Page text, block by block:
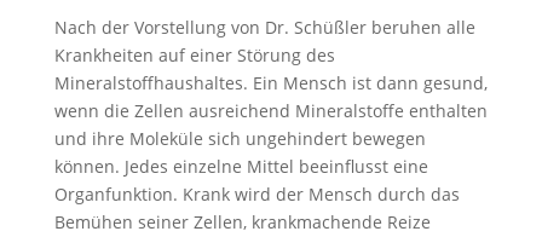
Nach der Vorstellung von Dr. Schüßler beruhen alle
Krankheiten auf einer Störung des
Mineralstoffhaushaltes. Ein Mensch ist dann gesund,
wenn die Zellen ausreichend Mineralstoffe enthalten
und ihre Moleküle sich ungehindert bewegen
können. Jedes einzelne Mittel beeinflusst eine
Organfunktion. Krank wird der Mensch durch das
Bemühen seiner Zellen, krankmachende Reize